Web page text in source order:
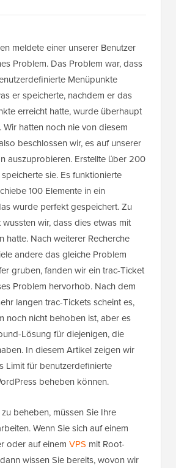
meldete einer unserer Benutzer
Problem. Das Problem war, dass
Menüpunkte
er speicherte, nachdem er das
erreicht hatte, wurde überhaupt
Wir hatten noch nie von diesem
beschlossen wir, es auf unserer
auszuprobieren. Erstellte über 200
sie. Es funktionierte
100 Elemente in ein
wurde perfekt gespeichert. Zu
wir, dass dies etwas mit
hatte. Nach weiterer Recherche
andere das gleiche Problem
gruben, fanden wir ein trac-Ticket
Problem hervorhob. Nach dem
langen trac-Tickets scheint es,
noch nicht behoben ist, aber es
Lösung für diejenigen, die
In diesem Artikel zeigen wir
Limit für benutzerdefinierte
beheben können.
beheben, müssen Sie Ihre
Wenn Sie sich auf einem
oder auf einem VPS mit Root-
wissen Sie bereits, wovon wir